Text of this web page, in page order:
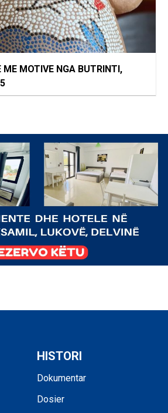
MOTIVE NGA BUTRINTI,
HISTORI
Dokumentar
Dosier